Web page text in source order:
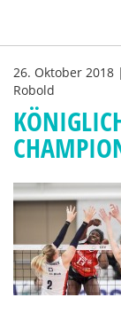
26. Oktober 2018 |
Robold